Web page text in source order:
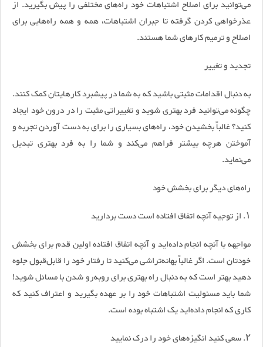
می‌توانید برای اصلاح اشتباهات خود راه‌های مختلفی را پیش بگیرید. از
عذرخواهی کردن گرفته تا جبران اشتباهات، همه و همه راه‌هایی برای
اصلاح و ترمیم کار‌های شما هستند.
تجدید و تغییر
به دنبال اقدامات مثبتی باشید که به شما در پیشبرد کارهایتان کمک کنند.
چگونه می‌توانید فرد بهتری شوید و تغییراتی مثبت را در درون خود ایجاد
کنید؟ غالباً بخشیدن خود، راه‌های بسیاری را برای به دست آوردن تجربه و
آموختن هرچه بیشتر فراهم می‌کند و شما را به فرد بهتری تبدیل
می‌نماید.
راه‌های دیگر برای بخشش خود
۱. از توجیه آنچه اتفاق افتاده است دست بردارید
مواجهه با آنچه انجام داده‌اید و آنچه اتفاق افتاده اولین قدم برای بخشش
خودتان است. اگر غالباً بهانه‌تراشی می‌کنید تا رفتار خود را قابل‌قبول جلوه
دهید بهتر است که به دنبال راه بهتری برای روبه‌رو شدن با مسائل شوید!
شما باید مسئولیت اشتباهات خود را بر عهده بگیرید و اعتراف کنید که
کاری که انجام داده‌اید یک اشتباه بوده است.
۲. سعی کنید انگیزه‌های خود را درک نمایید